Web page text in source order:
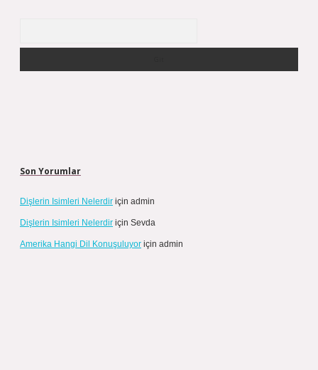
Son Yorumlar
Dişlerin Isimleri Nelerdir için admin
Dişlerin Isimleri Nelerdir için Sevda
Amerika Hangi Dil Konuşuluyor için admin